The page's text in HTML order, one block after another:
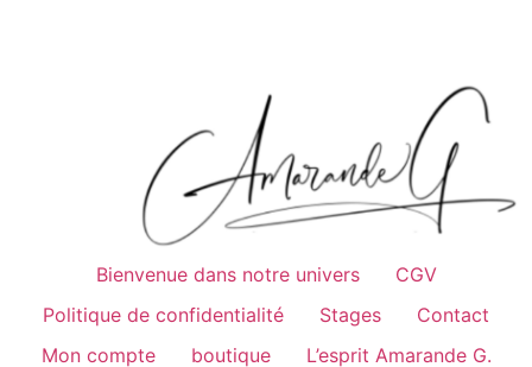
Bienvenue dans notre univers
CGV
Politique de confidentialité
Stages
Contact
Mon compte
boutique L’esprit Amarande G.